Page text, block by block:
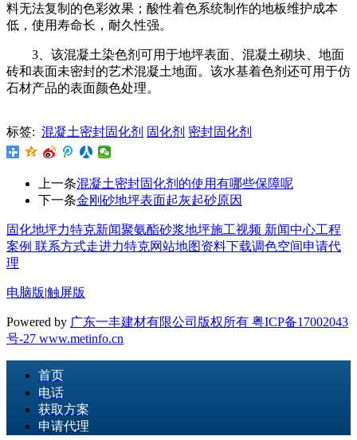
料无法复制的色彩效果；酸性着色系统制作的地板维护成本
低，使用寿命长，耐久性强。
3、该混凝土染色剂可用于地坪表面、混凝土砌块、地面
砖和表面未密封的艺术混凝土地面。该水基着色剂还可用于仿
石材产品的表面颜色处理。
标签: 混凝土密封固化剂 固化剂 密封固化剂
上一条混凝土密封固化剂的使用有哪些保障呢
下一条金刚砂地坪表面起灰起砂原因
固化地坪力特克新闻聚氨酯砂浆地坪施工视频 新闻中心工程
案例 联系方式走进力特克网站地图资料下载调色空间申请代
理
电脑版|触屏版
Powered by 广东一丰建材有限公司版权所有 粤ICP备17002043
号-27 www.metinfo.cn
首页
电话
获取方案
申请代理